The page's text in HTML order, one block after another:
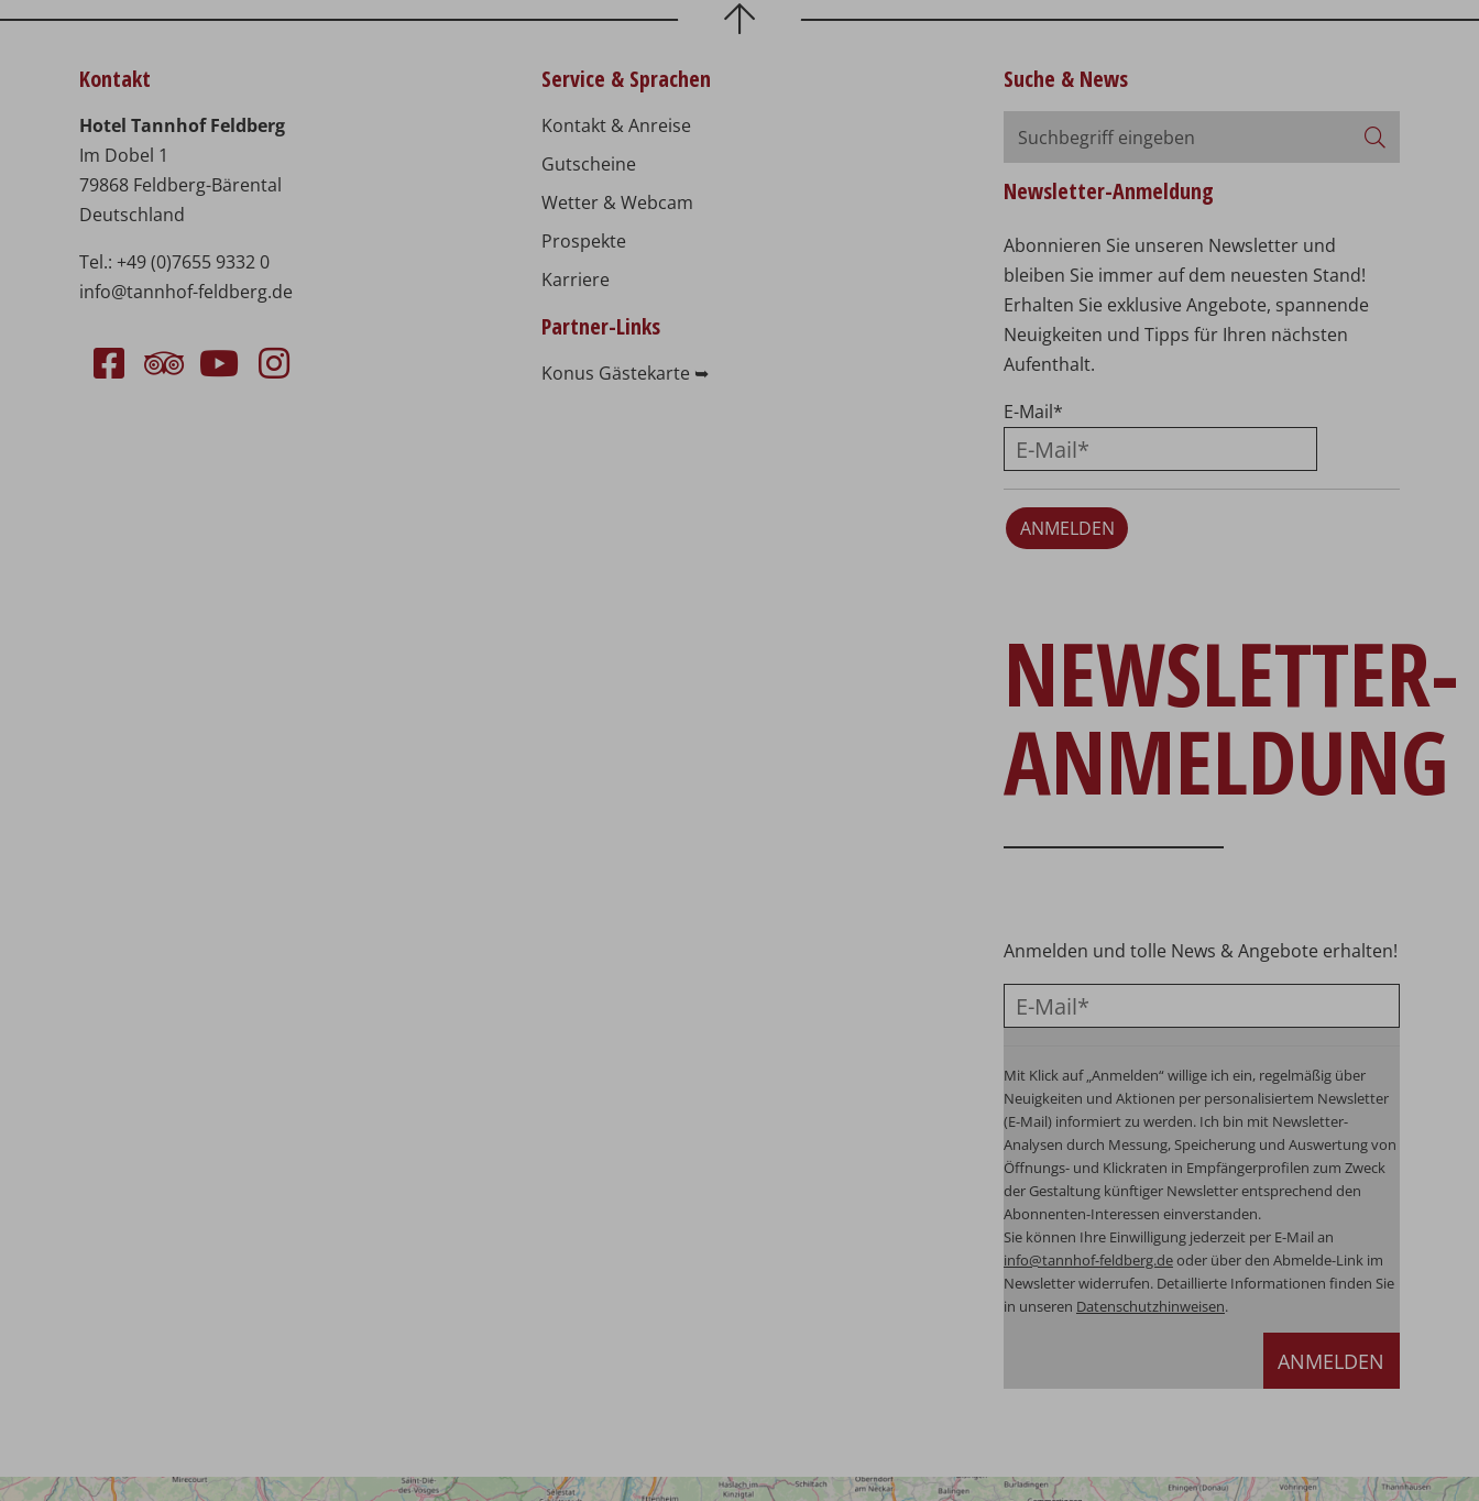
Kontakt
Hotel Tannhof Feldberg
Im Dobel 1
79868 Feldberg-Bärental
Deutschland
Tel.: +49 (0)7655 9332 0
info@tannhof-feldberg.de
Service & Sprachen
Kontakt & Anreise
Gutscheine
Wetter & Webcam
Prospekte
Karriere
Partner-Links
Konus Gästekarte ➥
Suche & News
Suchbegriff
Newsletter-Anmeldung
Abonnieren Sie unseren Newsletter und
bleiben Sie immer auf dem neuesten Stand!
Erhalten Sie exklusive Angebote, spannende
Neuigkeiten und Tipps für Ihren nächsten
Aufenthalt.
E-Mail*
ANMELDEN
NEWSLETTER-
ANMELDUNG
Anmelden und tolle News & Angebote erhalten!
Mit Klick auf „Anmelden“ willige ich ein, regelmäßig über
Neuigkeiten und Aktionen per personalisiertem Newsletter
(E-Mail) informiert zu werden. Ich bin mit Newsletter-
Analysen durch Messung, Speicherung und Auswertung von
Öffnungs- und Klickraten in Empfängerprofilen zum Zweck
der Gestaltung künftiger Newsletter entsprechend den
Abonnenten-Interessen einverstanden.
Sie können Ihre Einwilligung jederzeit per E-Mail an
info@tannhof-feldberg.deoder über den Abmelde-Link im
Newsletter widerrufen. Detaillierte Informationen finden Sie
in unseren Datenschutzhinweisen.
ANMELDEN